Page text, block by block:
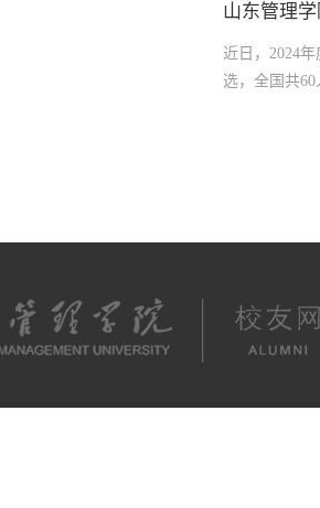
山东管理
近日，2024
选，全国共
试、公示、
才培养体系
新东 编辑\祝